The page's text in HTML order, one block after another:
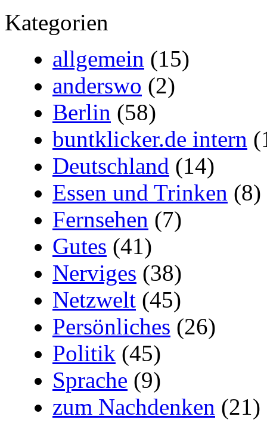
Kategorien
allgemein (15)
anderswo (2)
Berlin (58)
buntklicker.de intern
Deutschland (14)
Essen und Trinken (8)
Fernsehen (7)
Gutes (41)
Nerviges (38)
Netzwelt (45)
Persönliches (26)
Politik (45)
Sprache (9)
zum Nachdenken (21)